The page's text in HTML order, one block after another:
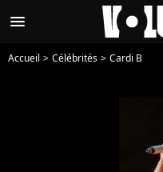
menu
Accueil Célébrités Cardi B